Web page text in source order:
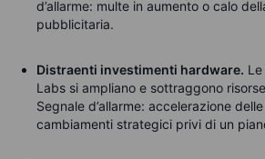
d’allarme: multe in aumento o calo
pubblicitaria.
Distraenti investimenti hardware.
Labs si ampliano e sottraggono
Segnale d’allarme: accelerazione
cambiamenti strategici privi di un